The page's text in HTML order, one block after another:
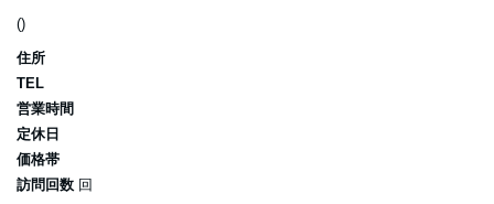
()
住所
TEL
営業時間
定休日
価格帯
訪問回数 回